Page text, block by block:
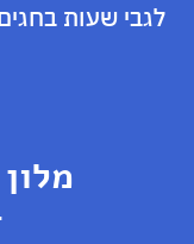
לגבי שעות